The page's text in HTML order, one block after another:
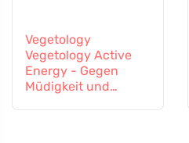
Vegetology
Vegetology Active
Energy - Gegen
Müdigkeit und